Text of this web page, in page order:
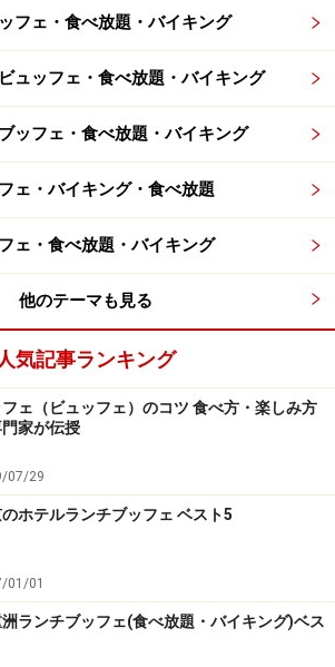
プ、ラズベリーとマロンのクリーム、
ン マロンのクリーム、モンブラン 和、
のタンバル、マロンとミルクチョコ
、フロマージュブランとマロンのタ
とマロンのフール、クリームチーズ
ブレスト、マロンとスパイスのクレ
ブランマンジェ 赤いベリーとマロン
のスープ、レモンとマロンのシャンテ
ショコラ マロン、白玉入りマロン あん
ト
プ、コーヒーシロップ、レモンシロ
シロップ、オレンジシロップ、ライ
ス、アングレースソース、生クリー
には、所狭しと20種類ものマロンを
フェ・食べ放題・バイキング
ュッフェ・食べ放題・バイキング
ッフェ・食べ放題・バイキング
ェ・バイキング・食べ放題
ェ・食べ放題・バイキング
他のテーマも見る
気記事ランキング
ェ（ビュッフェ）のコツ 食べ方・楽しみ方
家が伝授
07/29
ホテルランチブッフェ ベスト5
01/01
ランチブッフェ(食べ放題・バイキング)ベス